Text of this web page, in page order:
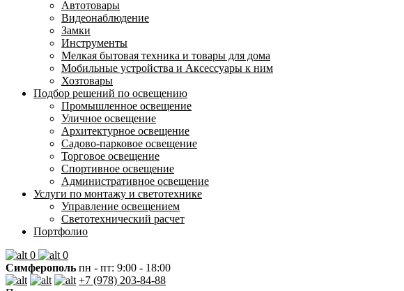
Автотовары
Видеонаблюдение
Замки
Инструменты
Мелкая бытовая техника и товары для дома
Мобильные устройства и Аксессуары к ним
Хозтовары
Подбор решений по освещению
Промышленное освещение
Уличное освещение
Архитектурное освещение
Садово-парковое освещение
Торговое освещение
Спортивное освещение
Административное освещение
Услуги по монтажу и светотехнике
Управление освещением
Светотехнический расчет
Портфолио
0
0
Симферополь пн - пт: 9:00 - 18:00
+7 (978) 203-84-88